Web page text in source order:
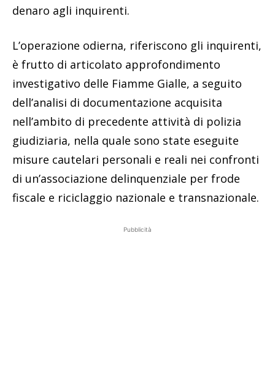
denaro agli inquirenti.
L’operazione odierna, riferiscono gli inquirenti,
è frutto di articolato approfondimento
investigativo delle Fiamme Gialle, a seguito
dell’analisi di documentazione acquisita
nell’ambito di precedente attività di polizia
giudiziaria, nella quale sono state eseguite
misure cautelari personali e reali nei confronti
di un’associazione delinquenziale per frode
fiscale e riciclaggio nazionale e transnazionale.
Pubblicità